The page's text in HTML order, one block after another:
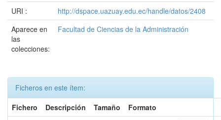
URI :
http://dspace.uazuay.edu.ec/handle/datos/2408
Aparece en
las
colecciones:
Facultad de Ciencias de la Administración
Ficheros en este ítem:
Fichero
Descripción Tamaño
Formato